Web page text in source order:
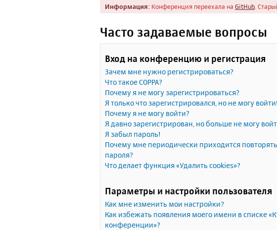
к
Информация: Конференция переехала на GitHub .
Часто задаваемые вопросы
Вход на конференцию и регистрация
Зачем мне нужно регистрироваться?
Что такое COPPA?
Почему я не могу зарегистрироваться?
Я только что зарегистрировался, но не могу войти!
Почему я не могу войти?
Я давно зарегистрирован, но больше не могу
Я забыл пароль!
Почему мне периодически приходится
пароля?
Что делает функция «Удалить cookies»?
Параметры и настройки пользователя
Как мне изменить мои настройки?
Как избежать появления моего имени в списке
конференции»?